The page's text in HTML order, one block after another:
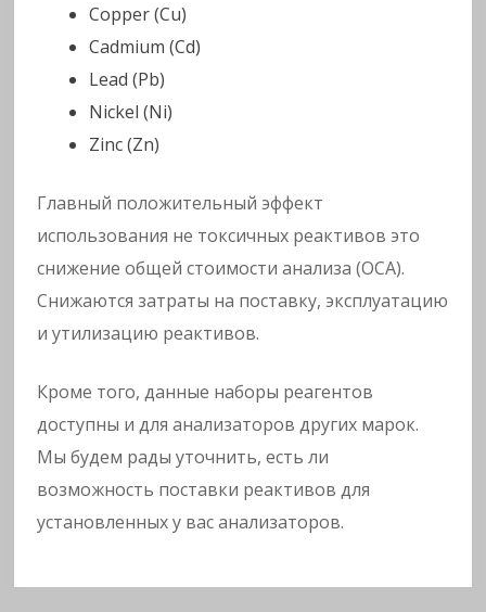
Copper (Cu)
Cadmium (Cd)
Lead (Pb)
Nickel (Ni)
Zinc (Zn)
Главный положительный эффект
использования не токсичных реактивов это
снижение общей стоимости анализа (ОСА).
Снижаются затраты на поставку, эксплуатацию
и утилизацию реактивов.
Кроме того, данные наборы реагентов
доступны и для анализаторов других марок.
Мы будем рады уточнить, есть ли
возможность поставки реактивов для
установленных у вас анализаторов.